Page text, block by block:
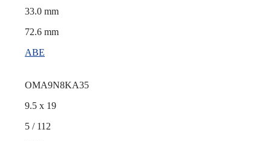
33.0 mm
72.6 mm
ABE
OMA9N8KA35
9.5 x 19
5 / 112